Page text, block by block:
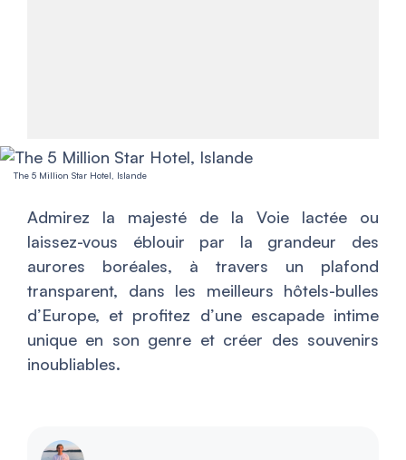
The 5 Million Star Hotel, Islande
Admirez la majesté de la Voie lactée ou
laissez-vous éblouir par la grandeur des
aurores boréales, à travers un plafond
transparent, dans les meilleurs hôtels-bulles
d’Europe, et profitez d’une escapade intime
unique en son genre et créer des souvenirs
inoubliables.